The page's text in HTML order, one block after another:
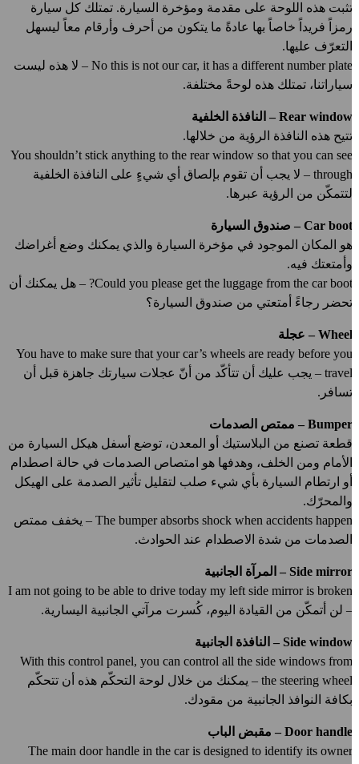
تثبت هذه اللوحة على مقدمة ومؤخرة السيارة. تمتلك كل سيارة
رمزاً فريداً خاصاً بها عادةً ما يتكون من أحرف وأرقام معاً ليسهل
التعرّف عليها.
No this is not our car, it has a different number plate – لا هذه ليست
سياراتنا، تمتلك هذه لوحةً مختلفة.
Rear window – النافذة الخلفية
تتيح هذه النافذة الرؤية من خلالها.
You shouldn’t stick anything to the rear window so that you can see
through – لا يجب أن تقوم بإلصاق أي شيءٍ على النافذة الخلفية
لتتمكّن من الرؤية عبرها.
Car boot – صندوق السيارة
هو المكان الموجود في مؤخرة السيارة والذي يمكنك وضع أغراضك
وأمتعتك فيه.
Could you please get the luggage from the car boot? – هل يمكنك أن
تحضر رجاءً أمتعتي من صندوق السيارة؟
Wheel – عجلة
You have to make sure that your car’s wheels are ready before you
travel – يجب عليك أن تتأكّد من أنّ عجلات سيارتك جاهزة قبل أن
تسافر.
Bumper – ممتص الصدمات
قطعة تصنع من البلاستيك أو المعدن، توضع أسفل هيكل السيارة من
الأمام ومن الخلف، وهدفها هو امتصاص الصدمات في حالة اصطدام
أو ارتطام السيارة بأي شيء صلب لتقليل تأثير الصدمة على الهيكل
والمحرّك.
The bumper absorbs shock when accidents happen – يخفف ممتص
الصدمات من شدة الاصطدام عند الحوادث.
Side mirror – المرآة الجانبية
I am not going to be able to drive today my left side mirror is broken
– لن أتمكّن من القيادة اليوم، كُسرت مرآتي الجانبية اليسارية.
Side window – النافذة الجانبية
With this control panel, you can control all the side windows from
the steering wheel – يمكنك من خلال لوحة التحكّم هذه أن تتحكّم
بكافة النوافذ الجانبية من مقودك.
Door handle – مقبض الباب
The main door handle in the car is designed to identify its owner